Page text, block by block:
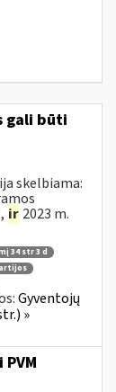
gali būti
skelbiama:
ir 2023 m.
34 str 3 d
Gyventojų
»